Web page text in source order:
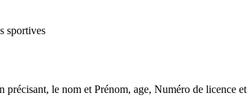
sportives
précisant, le nom et Prénom, age, Numéro de licence et